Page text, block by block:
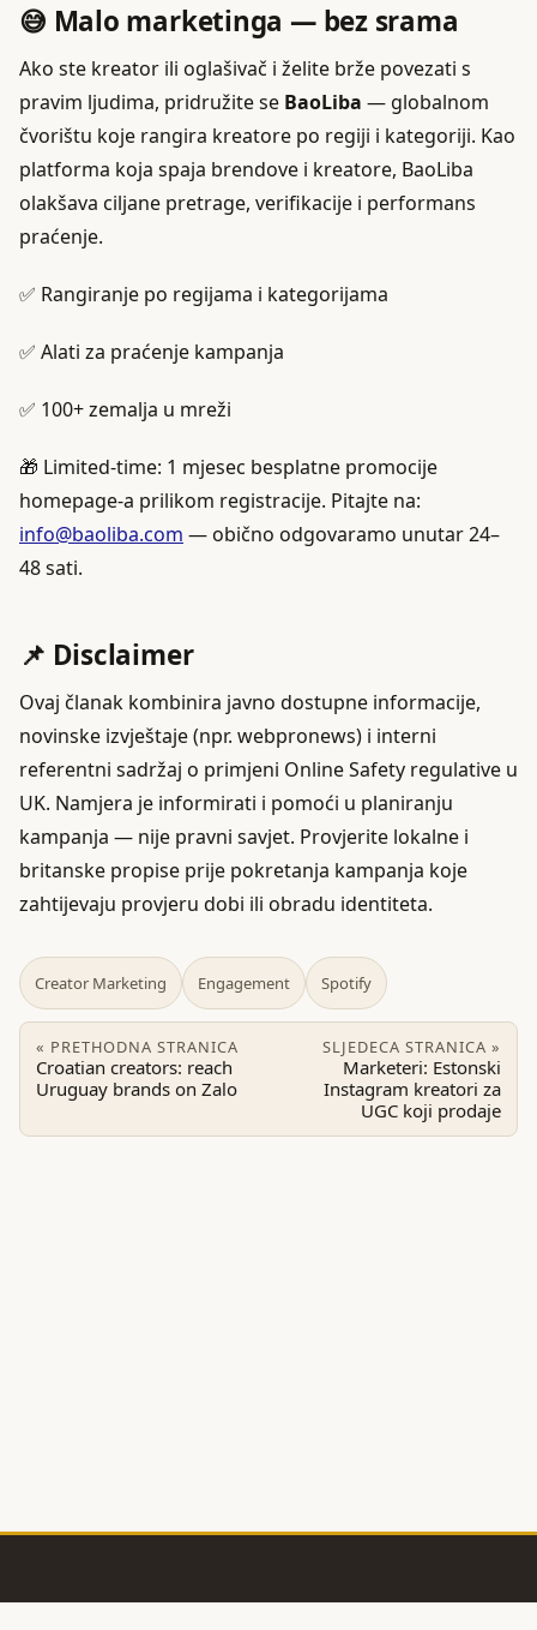
😅 Malo marketinga — bez srama
Ako ste kreator ili oglašivač i želite brže povezati s
pravim ljudima, pridružite se BaoLiba — globalnom
čvorištu koje rangira kreatore po regiji i kategoriji. Kao
platforma koja spaja brendove i kreatore, BaoLiba
olakšava ciljane pretrage, verifikacije i performans
praćenje.
✅ Rangiranje po regijama i kategorijama
✅ Alati za praćenje kampanja
✅ 100+ zemalja u mreži
🎁 Limited-time: 1 mjesec besplatne promocije
homepage-a prilikom registracije. Pitajte na:
info@baoliba.com — obično odgovaramo unutar 24–
48 sati.
📌 Disclaimer
Ovaj članak kombinira javno dostupne informacije,
novinske izvještaje (npr. webpronews) i interni
referentni sadržaj o primjeni Online Safety regulative u
UK. Namjera je informirati i pomoći u planiranju
kampanja — nije pravni savjet. Provjerite lokalne i
britanske propise prije pokretanja kampanja koje
zahtijevaju provjeru dobi ili obradu identiteta.
Creator Marketing Engagement Spotify
« PRETHODNA STRANICA
Croatian creators: reach
Uruguay brands on Zalo
SLJEDECA STRANICA »
Marketeri: Estonski
Instagram kreatori za
UGC koji prodaje